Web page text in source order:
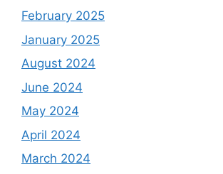
February 2025
January 2025
August 2024
June 2024
May 2024
April 2024
March 2024